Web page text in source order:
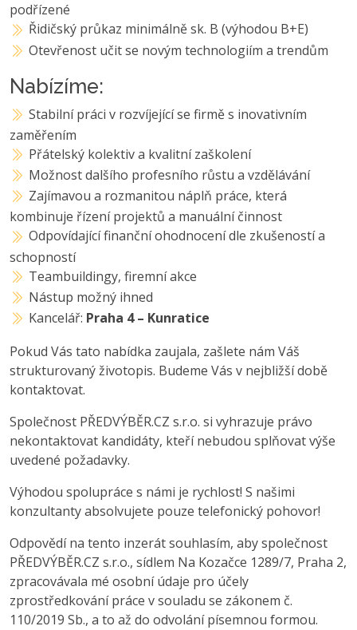
podřízené
Řidičský průkaz minimálně sk. B (výhodou B+E)
Otevřenost učit se novým technologiím a trendům
Nabízíme:
Stabilní práci v rozvíjející se firmě s inovativním
zaměřením
Přátelský kolektiv a kvalitní zaškolení
Možnost dalšího profesního růstu a vzdělávání
Zajímavou a rozmanitou náplň práce, která
kombinuje řízení projektů a manuální činnost
Odpovídající finanční ohodnocení dle zkušeností a
schopností
Teambuildingy, firemní akce
Nástup možný ihned
Kancelář: Praha 4 – Kunratice
Pokud Vás tato nabídka zaujala, zašlete nám Váš
strukturovaný životopis. Budeme Vás v nejbližší době
kontaktovat.
Společnost PŘEDVÝBĚR.CZ s.r.o. si vyhrazuje právo
nekontaktovat kandidáty, kteří nebudou splňovat výše
uvedené požadavky.
Výhodou spolupráce s námi je rychlost! S našimi
konzultanty absolvujete pouze telefonický pohovor!
Odpovědí na tento inzerát souhlasím, aby společnost
PŘEDVÝBĚR.CZ s.r.o., sídlem Na Kozačce 1289/7, Praha 2,
zpracovávala mé osobní údaje pro účely
zprostředkování práce v souladu se zákonem č.
110/2019 Sb., a to až do odvolání písemnou formou.